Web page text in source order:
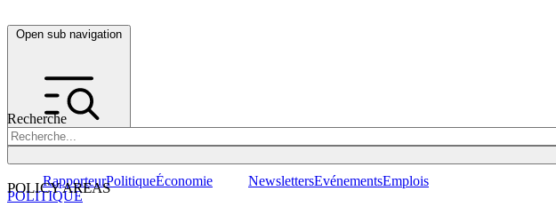
Open sub navigation
Recherche
POLICY AREAS
RapporteurPolitiqueÉconomie NewslettersEvénementsEmplois
POLITIQUE